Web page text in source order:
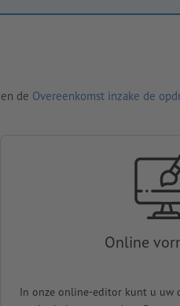
de Overeenkomst inzake de
Online
In onze online-editor kunt u uw